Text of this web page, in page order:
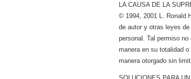
LA CAUSA DE LA
© 1994, 2001 L. Ronald
de autor y otras leyes
personal. Tal permiso
manera en su totalidad
manera otorgado sin